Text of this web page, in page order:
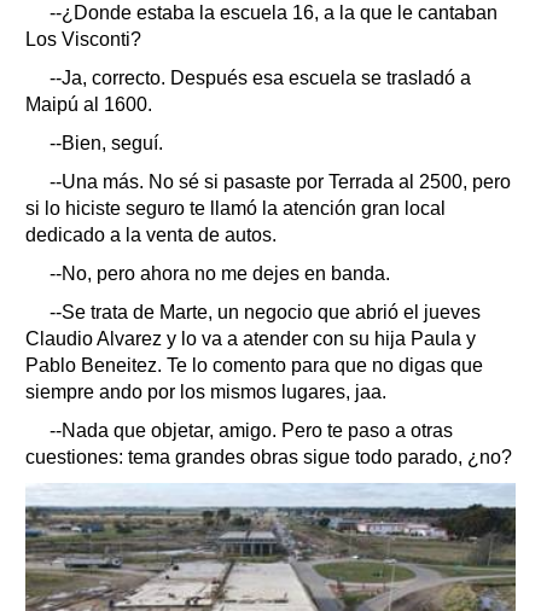
--¿Donde estaba la escuela 16, a la que le cantaban
Los Visconti?
--Ja, correcto. Después esa escuela se trasladó a
Maipú al 1600.
--Bien, seguí.
--Una más. No sé si pasaste por Terrada al 2500, pero
si lo hiciste seguro te llamó la atención gran local
dedicado a la venta de autos.
--No, pero ahora no me dejes en banda.
--Se trata de Marte, un negocio que abrió el jueves
Claudio Alvarez y lo va a atender con su hija Paula y
Pablo Beneitez. Te lo comento para que no digas que
siempre ando por los mismos lugares, jaa.
--Nada que objetar, amigo. Pero te paso a otras
cuestiones: tema grandes obras sigue todo parado, ¿no?